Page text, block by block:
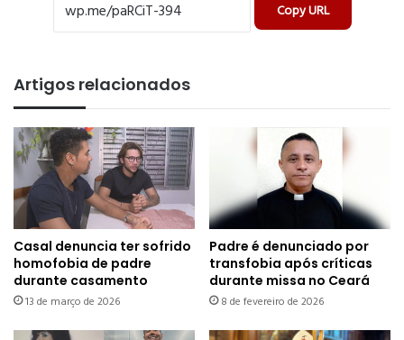
Copy URL
Artigos relacionados
Casal denuncia ter sofrido
homofobia de padre
durante casamento
13 de março de 2026
Padre é denunciado por
transfobia após críticas
durante missa no Ceará
8 de fevereiro de 2026